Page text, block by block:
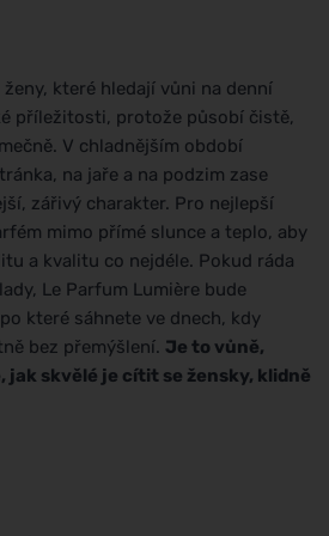
které hledají vůni na denní
příležitosti, protože působí čistě,
V chladnějším období
na jaře a na podzim zase
zářivý charakter. Pro nejlepší
mimo přímé slunce a teplo, aby
a kvalitu co nejdéle. Pokud ráda
Le Parfum Lumière bude
které sáhnete ve dnech, kdy
bez přemýšlení. Je to vůně,
jak skvělé je cítit se žensky, klidně